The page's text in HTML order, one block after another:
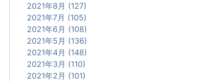
2021年8月 (127)
2021年7月 (105)
2021年6月 (108)
2021年5月 (136)
2021年4月 (148)
2021年3月 (110)
2021年2月 (101)